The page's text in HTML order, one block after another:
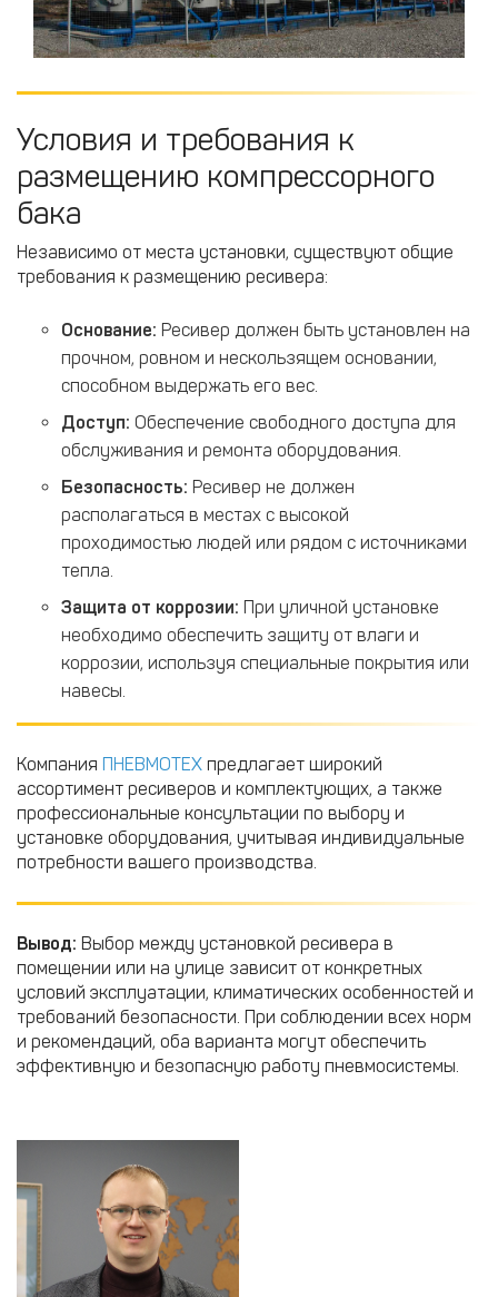
Условия и требования к
размещению компрессорного
бака
Независимо от места установки, существуют общие
требования к размещению ресивера:​
Основание: Ресивер должен быть установлен на
прочном, ровном и нескользящем основании,
способном выдержать его вес.​
Доступ: Обеспечение свободного доступа для
обслуживания и ремонта оборудования.
Безопасность: Ресивер не должен
располагаться в местах с высокой
проходимостью людей или рядом с источниками
тепла.
Защита от коррозии: При уличной установке
необходимо обеспечить защиту от влаги и
коррозии, используя специальные покрытия или
навесы.​
Компания ПНЕВМОТЕХ предлагает широкий
ассортимент ресиверов и комплектующих, а также
профессиональные консультации по выбору и
установке оборудования, учитывая индивидуальные
потребности вашего производства.​
Вывод: Выбор между установкой ресивера в
помещении или на улице зависит от конкретных
условий эксплуатации, климатических особенностей и
требований безопасности. При соблюдении всех норм
и рекомендаций, оба варианта могут обеспечить
эффективную и безопасную работу пневмосистемы.